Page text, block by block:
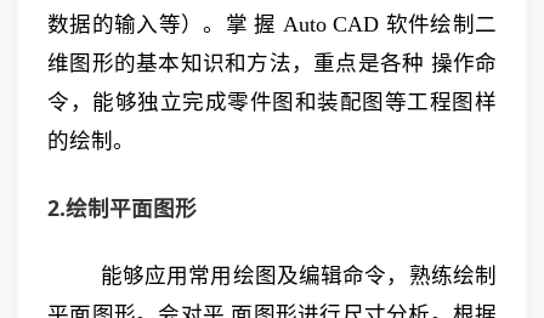
数据的输入等）。掌 握 Auto CAD 软件绘制二
维图形的基本知识和方法，重点是各种 操作命
令，能够独立完成零件图和装配图等工程图样
的绘制。
2.绘制平面图形
能够应用常用绘图及编辑命令，熟练绘制